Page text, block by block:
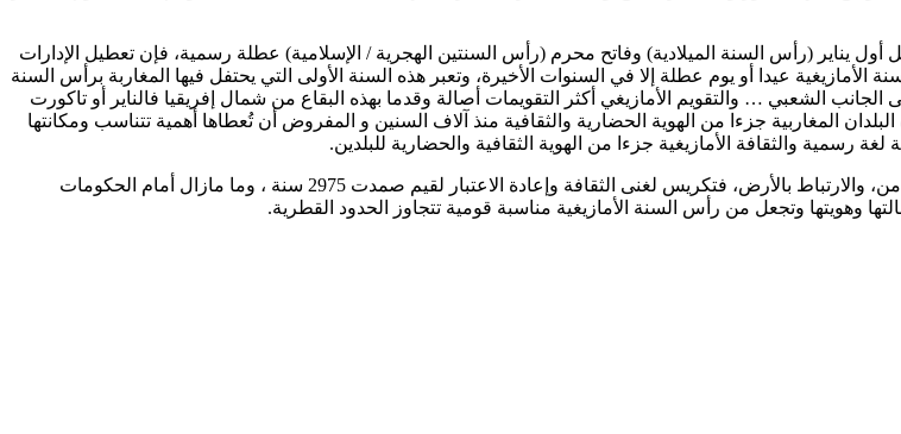
يناير (رأس السنة الميلادية) وفاتح محرم (رأس السنتين الهجرية / الإسلامية) عطلة رسمية، فإن تعطيل الإدارات
عيدا أو يوم عطلة إلا في السنوات الأخيرة، وتعبر هذه السنة الأولى التي يحتفل فيها المغاربة برأس السنة
مقتصرة على الجانب الشعبي … والتقويم الأمازيغي أكثر التقويمات أصالة وقدما بهذه البقاع من شمال إفريقيا فالناير أو تاكورت
المغاربية جزءا من الهوية الحضارية والثقافية منذ آلاف السنين و المفروض أن تُعطاها أهمية تتناسب ومكانتها
رسمية والثقافة الأمازيغية جزءا من الهوية الثقافية والحضارية للبلدين.
اليوم عندما يحتفل الأمازيغ بترسيم الاحتفال برأس السنة الأمازيغية وما يحويه من قيم التضامن، والارتباط بالأرض، فتكريس لغنى الثقافة وإعادة الاعتبار لقيم صمدت 2975 سنة ، وما مازال أمام الحكومات
وهويتها وتجعل من رأس السنة الأمازيغية مناسبة قومية تتجاوز الحدود القطرية.